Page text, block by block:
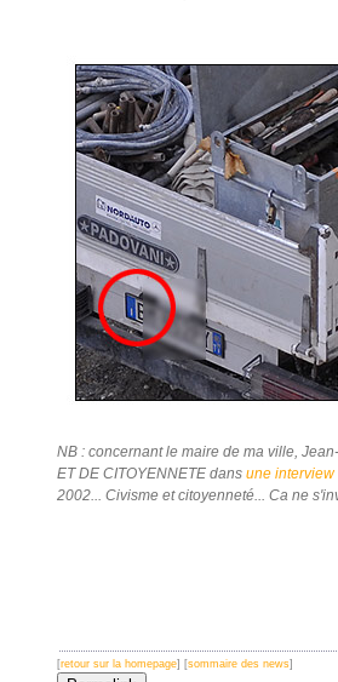
NB : concernant le maire de ma ville,
ET DE CITOYENNETE dans une interview
2002... Civisme et citoyenneté... Ca ne
[retour sur la homepage] [sommaire des news]